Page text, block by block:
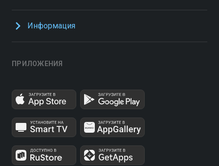
Информация
ПРИЛОЖЕНИЯ